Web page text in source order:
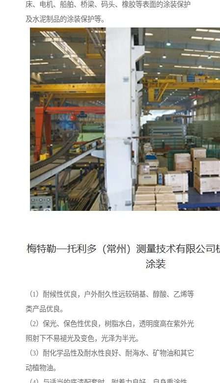
床、电机、船舶、桥梁、码头、橡胶等表面的涂装保护
及水泥制品的涂装保护等。
（1）耐候性优良，户外耐久性远较硝基、醇酸、乙烯等
类产品优良。
（2）保光、保色性优良，树脂水白，透明度高在紫外光
照射下不易褪光及变色，光泽为半光。
（3）耐化学品性及耐水性良好、耐海水、矿物油和其它
动植物油。